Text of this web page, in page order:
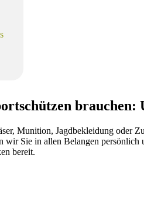
brauchen:
Munition, Jagdbekleidung oder
wir Sie in allen Belangen
bereit.